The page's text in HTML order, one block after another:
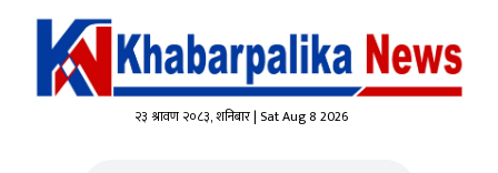
२३ श्रावण २०८३, शनिबार | Sat Aug 8 2026